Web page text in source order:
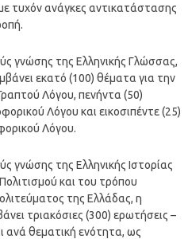
τυχόν ανάγκες αντικατάστασης
γνώσης της Ελληνικής Γλώσσας,
εκατό (100) θέματα για την
Λόγου, πενήντα (50)
Λόγου και εικοσιπέντε (25)
Λόγου.
γνώσης της Ελληνικής Ιστορίας
και του τρόπου
της Ελλάδας, η
τριακόσιες (300) ερωτήσεις –
ανά θεματική ενότητα, ως